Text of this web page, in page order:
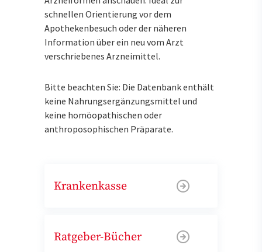
schnellen Orientierung vor dem
Apothekenbesuch oder der näheren
Information über ein neu vom Arzt
verschriebenes Arzneimittel.
Bitte beachten Sie: Die Datenbank enthält
keine Nahrungsergänzungsmittel und
keine homöopathischen oder
anthroposophischen Präparate.
Krankenkasse
Ratgeber-Bücher